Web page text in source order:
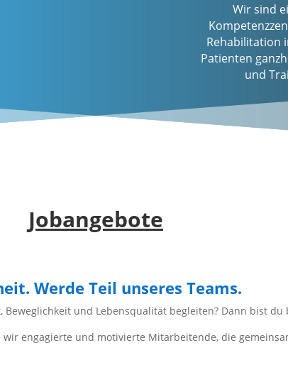
Wir sind
Rehabilitation
Patienten
und
Jobangebote
Werde Teil unseres Teams.
und Lebensqualität begleiten? Dann bist
engagierte und motivierte Mitarbeitende, die